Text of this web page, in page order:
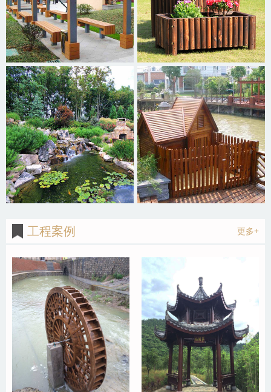
工程案例 更多+